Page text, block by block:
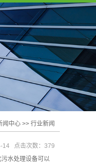
闻中心 >> 行业新闻
水处理设备可以
14 点击次数：379